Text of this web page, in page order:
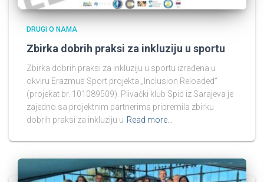
DRUGI O NAMA
Zbirka dobrih praksi za inkluziju u sportu
Zbirka dobrih praksi za inkluziju u sportu izrađena u
okviru Erazmus Sport projekta „Inclusion Reloaded“
(projekat br. 101089509). Plivački klub Spid iz Sarajeva je
zajedno sa projektnim partnerima pripremila zbirku
dobrih praksi za inkluziju u Read more…